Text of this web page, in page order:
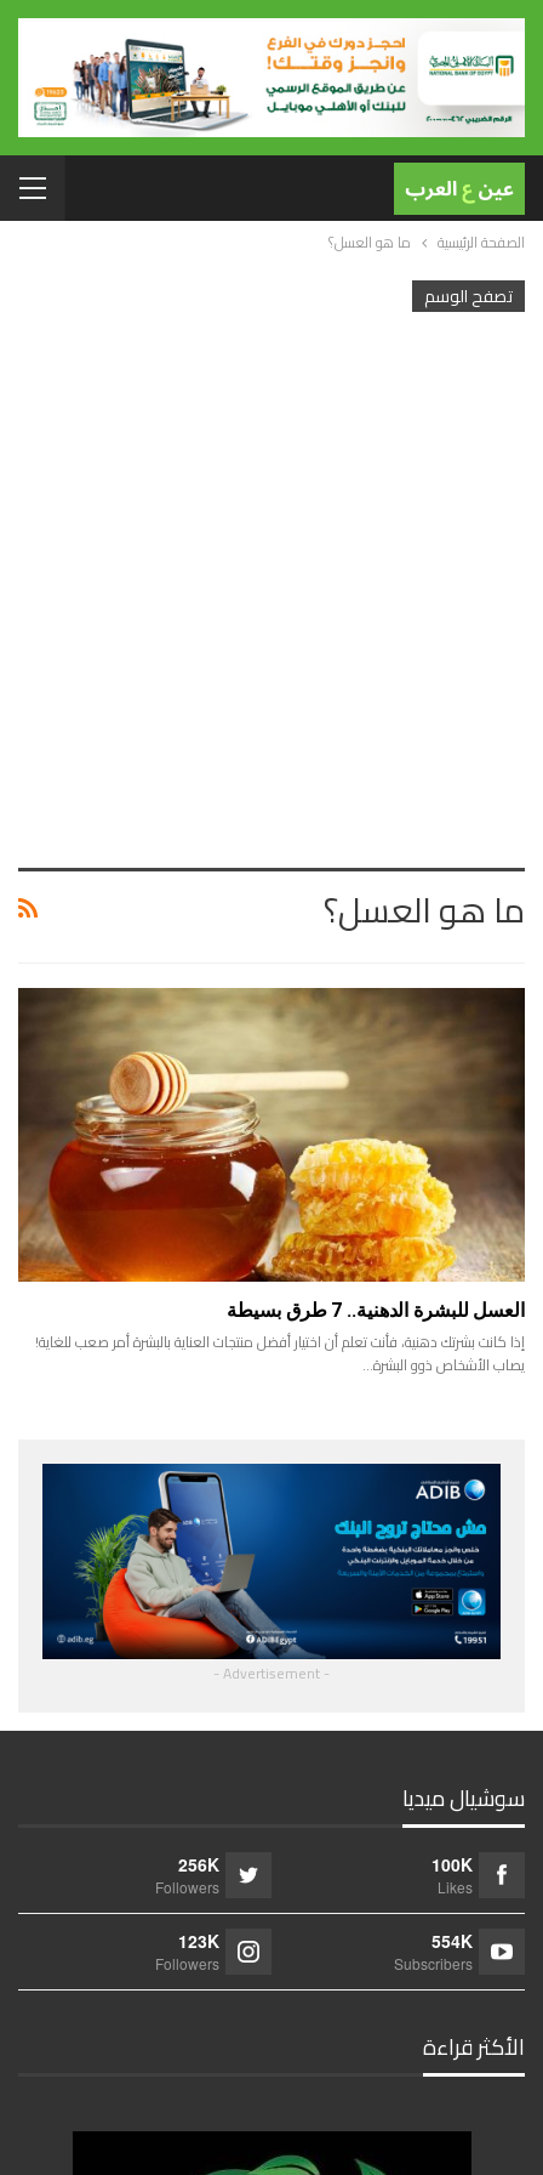
الصفحة الرئيسية ما هو العسل؟
تصفح الوسم
ما هو العسل؟
العسل للبشرة الدهنية.. 7 طرق بسيطة
إذا كانت بشرتك دهنية، فأنت تعلم أن اختيار أفضل منتجات العناية بالبشرة أمر صعب للغاية!
يصاب الأشخاص ذوو البشرة…
- Advertisement -
سوشيال ميديا
100K
Likes
256K
Followers
554K
Subscribers
123K
Followers
الأكثر قراءة